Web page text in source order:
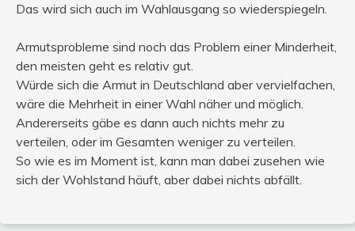
Das wird sich auch im Wahlausgang so wiederspiegeln.
Armutsprobleme sind noch das Problem einer Minderheit,
den meisten geht es relativ gut.
Würde sich die Armut in Deutschland aber vervielfachen,
wäre die Mehrheit in einer Wahl näher und möglich.
Andererseits gäbe es dann auch nichts mehr zu
verteilen, oder im Gesamten weniger zu verteilen.
So wie es im Moment ist, kann man dabei zusehen wie
sich der Wohlstand häuft, aber dabei nichts abfällt.